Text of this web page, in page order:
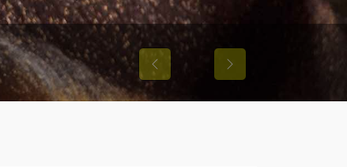
Previous Next